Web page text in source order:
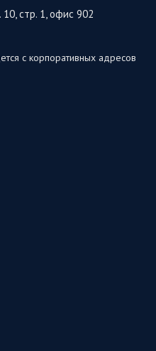
стр. 1, офис 902
с корпоративных адресов